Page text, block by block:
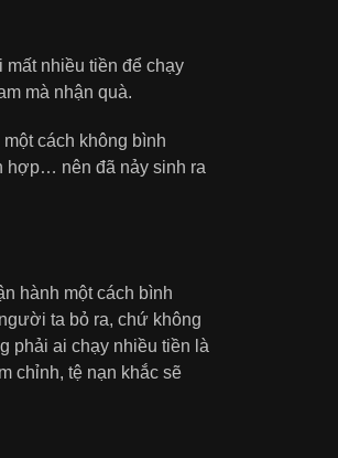
nhiều tiền để chạy
mà nhận quà.
cách không bình
hợp… nên đã nảy sinh ra
hành một cách bình
ta bỏ ra, chứ không
phải ai chạy nhiều tiền là
chỉnh, tệ nạn khắc sẽ